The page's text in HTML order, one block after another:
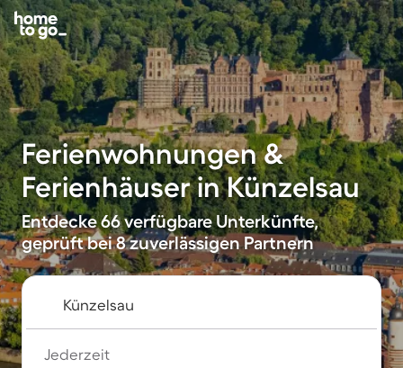
Ferienwohnungen &
Ferienhäuser in Künzelsau
Entdecke 66 verfügbare Unterkünfte,
geprüft bei 8 zuverlässigen Partnern
Jederzeit